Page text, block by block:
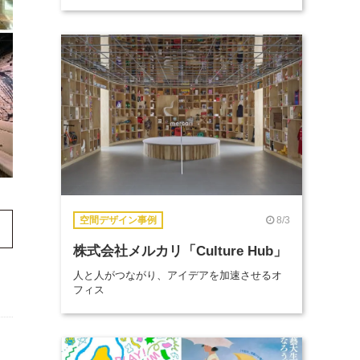
空間デザイン事例 8/3
株式会社メルカリ「Culture Hub」
人と人がつながり、アイデアを加速させるオ
フィス